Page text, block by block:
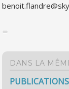
DANS LA
PUBLICATIONS